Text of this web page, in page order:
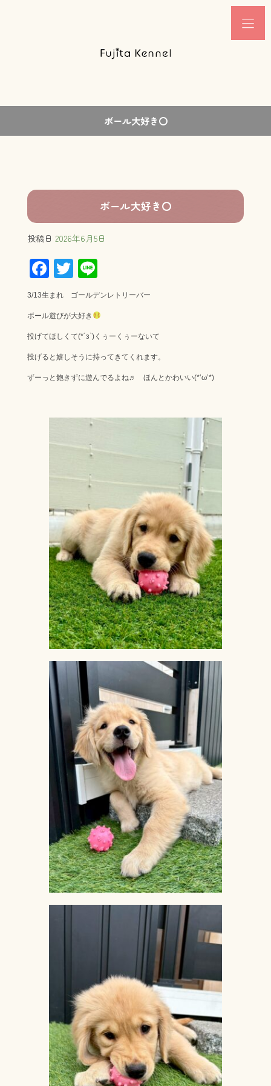
ボール大好き〇
ボール大好き〇
投稿日 2026年6月5日
F
ac
e
b
o
ok
T
wi
tt
er
Li
ne
3/13生まれ ゴールデンレトリーバー
ボール遊びが大好き
投げてほしくて(*´з`)くぅーくぅーないて
投げると嬉しそうに持ってきてくれます。
ずーっと飽きずに遊んでるよね♬ ほんとかわいい(*’ω’*)